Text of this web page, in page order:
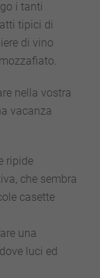
i tanti
tipici di
di vino
nella vostra
vacanza
ripide
che sembra
casette
una
luci ed